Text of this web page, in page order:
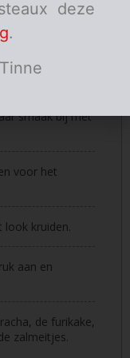
de
smaak bij met
voor het
look kruiden.
aan en
de furikake,
zalmeitjes.
deze
.